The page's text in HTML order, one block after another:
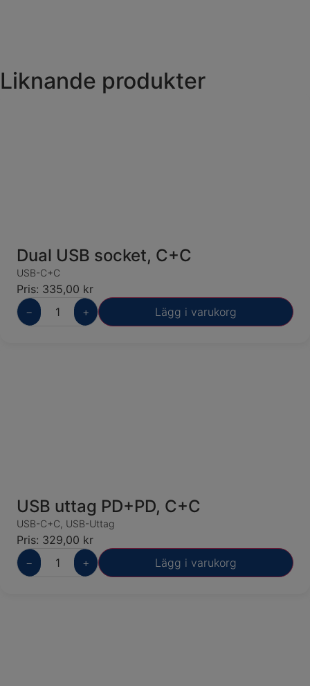
Liknande produkter
Dual USB socket, C+C
USB-C+C
Pris: 335,00 kr
−
+ Lägg i varukorg
USB uttag PD+PD, C+C
USB-C+C, USB-Uttag
Pris: 329,00 kr
−
+ Lägg i varukorg